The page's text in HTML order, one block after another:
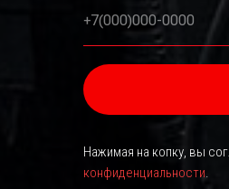
+7(000)000-0000
Нажимая на копку, вы
конфиденциальности